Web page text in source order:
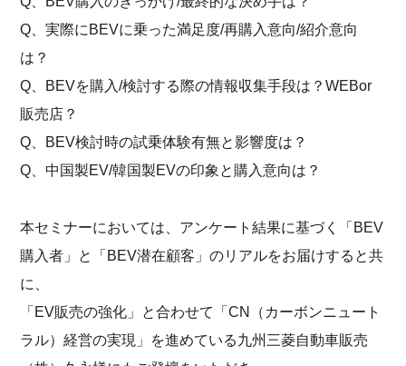
Q、実際にBEVに乗った満足度/再購入意向/紹介意向
は？
Q、BEVを購入/検討する際の情報収集手段は？WEBor
販売店？
Q、BEV検討時の試乗体験有無と影響度は？
Q、中国製EV/韓国製EVの印象と購入意向は？
本セミナーにおいては、アンケート結果に基づく「BEV
購入者」と「BEV潜在顧客」のリアルをお届けすると共
に、
「EV販売の強化」と合わせて「CN（カーボンニュート
ラル）経営の実現」を進めている九州三菱自動車販売